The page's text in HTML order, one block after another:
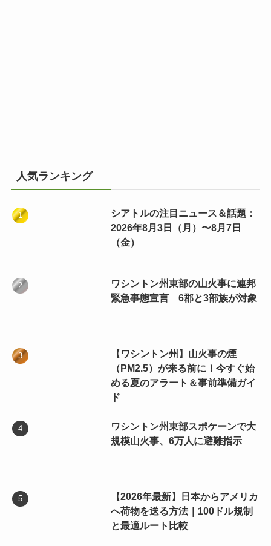
人気ランキング
シアトルの注目ニュース＆話題：
2026年8月3日（月）〜8月7日
（金）
ワシントン州東部の山火事に連邦
緊急事態宣言 6郡と3部族が対象
【ワシントン州】山火事の煙
（PM2.5）が来る前に！今すぐ始
める夏のアラート＆事前準備ガイ
ド
ワシントン州東部スポケーンで大
規模山火事、6万人に避難指示
【2026年最新】日本からアメリカ
へ荷物を送る方法｜100ドル規制
と最適ルート比較